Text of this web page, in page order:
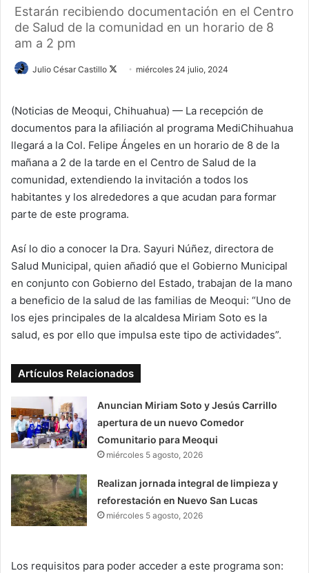
Estarán recibiendo documentación en el Centro
de Salud de la comunidad en un horario de 8
am a 2 pm
Julio César Castillo
w
o
n
X
miércoles 24 julio, 2024
(Noticias de Meoqui, Chihuahua) — La recepción de
documentos para la afiliación al programa MediChihuahua
llegará a la Col. Felipe Ángeles en un horario de 8 de la
mañana a 2 de la tarde en el Centro de Salud de la
comunidad, extendiendo la invitación a todos los
habitantes y los alrededores a que acudan para formar
parte de este programa.
Así lo dio a conocer la Dra. Sayuri Núñez, directora de
Salud Municipal, quien añadió que el Gobierno Municipal
en conjunto con Gobierno del Estado, trabajan de la mano
a beneficio de la salud de las familias de Meoqui: “Uno de
los ejes principales de la alcaldesa Miriam Soto es la
salud, es por ello que impulsa este tipo de actividades”.
Artículos Relacionados
Anuncian Miriam Soto y Jesús Carrillo
apertura de un nuevo Comedor
Comunitario para Meoqui
miércoles 5 agosto, 2026
Realizan jornada integral de limpieza y
reforestación en Nuevo San Lucas
miércoles 5 agosto, 2026
Los requisitos para poder acceder a este programa son: